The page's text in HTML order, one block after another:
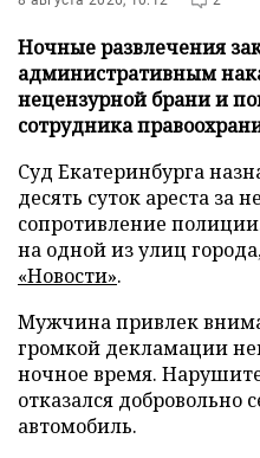
Ночные развлечения
административным
нецензурной брани и
сотрудника
Суд Екатеринбурга
десять суток ареста за
сопротивление
на одной из улиц
«Новости».
Мужчина привлек
громкой декламации
ночное время.
отказался добровольно
автомобиль.